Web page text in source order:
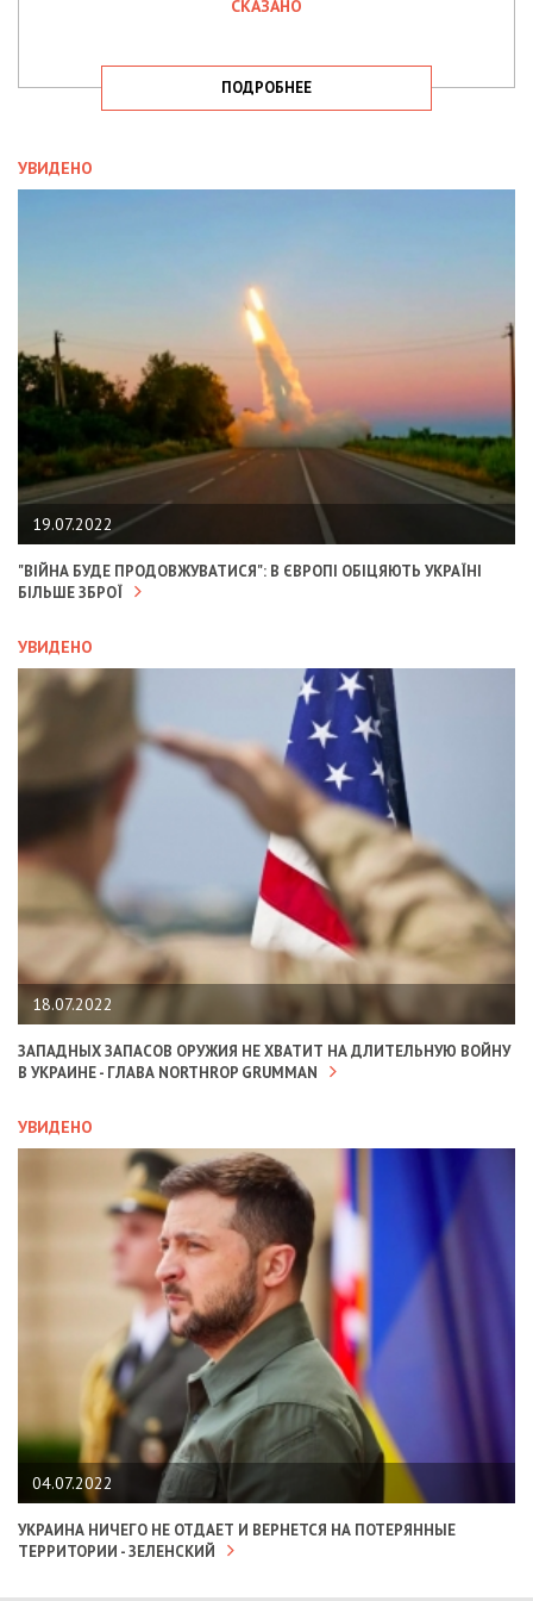
СКАЗАНО
ПОДРОБНЕЕ
УВИДЕНО
19.07.2022
"ВІЙНА БУДЕ ПРОДОВЖУВАТИСЯ": В ЄВРОПІ ОБІЦЯЮТЬ УКРАЇНІ
БІЛЬШЕ ЗБРОЇ
УВИДЕНО
18.07.2022
ЗАПАДНЫХ ЗАПАСОВ ОРУЖИЯ НЕ ХВАТИТ НА ДЛИТЕЛЬНУЮ ВОЙНУ
В УКРАИНЕ - ГЛАВА NORTHROP GRUMMAN
УВИДЕНО
04.07.2022
УКРАИНА НИЧЕГО НЕ ОТДАЕТ И ВЕРНЕТСЯ НА ПОТЕРЯННЫЕ
ТЕРРИТОРИИ - ЗЕЛЕНСКИЙ